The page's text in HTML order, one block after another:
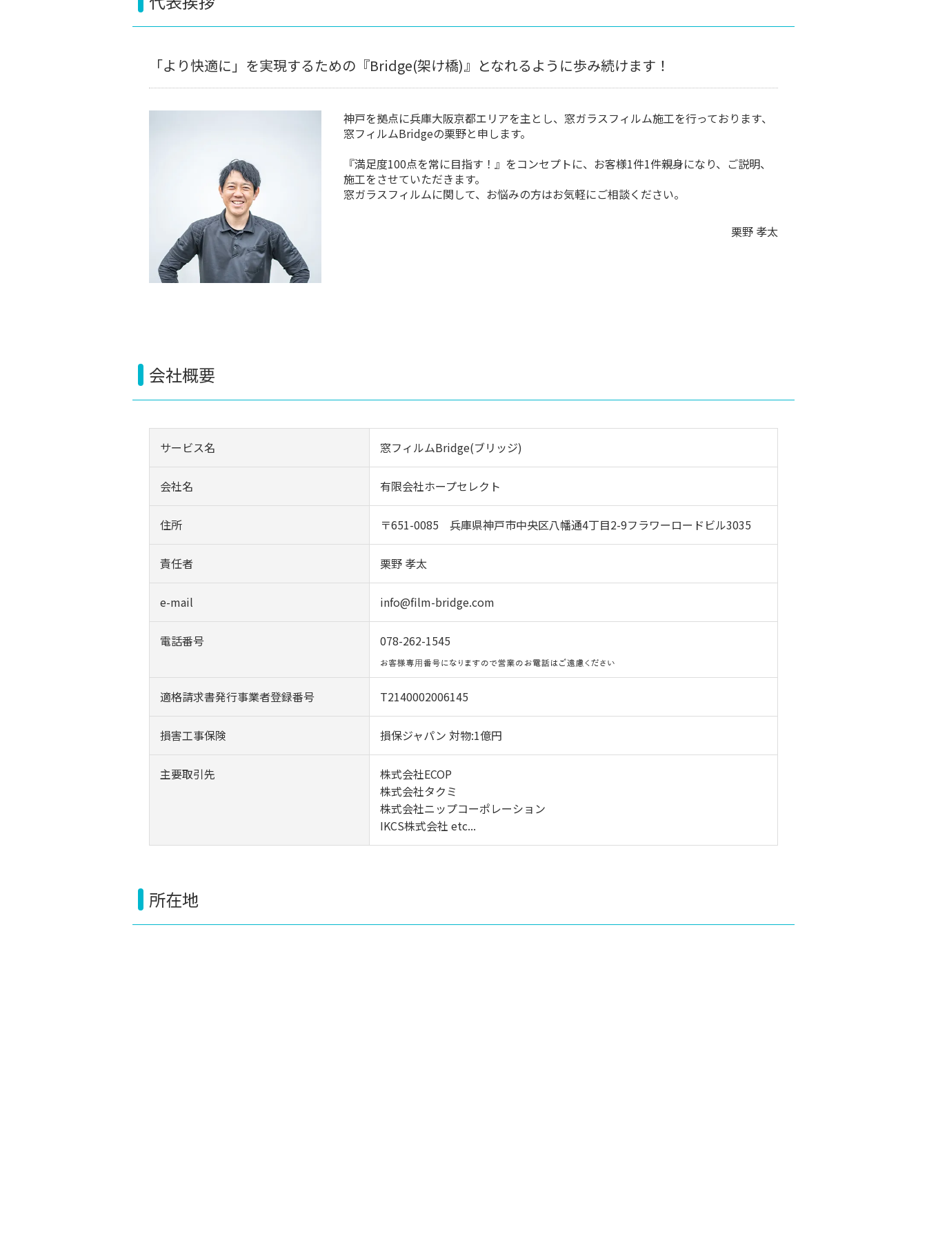
「より快適に」を実現するための『Bridge(架け橋)』となれるように歩み続けます！
神戸を拠点に兵庫大阪京都エリアを主とし、窓ガラスフィルム施工を行っております、
窓フィルムBridgeの栗野と申します。
『満足度100点を常に目指す！』をコンセプトに、お客様1件1件親身になり、ご説明、
施工をさせていただきます。
窓ガラスフィルムに関して、お悩みの方はお気軽にご相談ください。
栗野 孝太
会社概要
サービス名 窓フィルムBridge(ブリッジ)
会社名 有限会社ホープセレクト
住所 〒651-0085 兵庫県神戸市中央区八幡通4丁目2-9フラワーロードビル3035
責任者 栗野 孝太
e-mail info@film-bridge.com
電話番号 078-262-1545
適格請求書発行事業者登録番号 T2140002006145
損害工事保険 損保ジャパン 対物:1億円
主要取引先
株式会社ECOP
株式会社タクミ
株式会社ニップコーポレーション
IKCS株式会社 etc...
所在地